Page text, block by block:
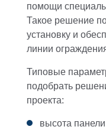
помощи
Такое решение
установку и
линии
Типовые
подобрать
проекта:
высота